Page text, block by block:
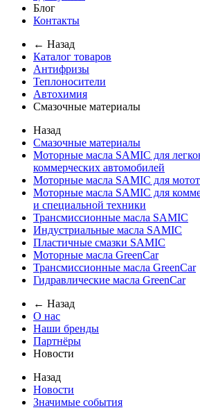
Блог
Контакты
← Назад
Каталог товаров
Антифризы
Теплоносители
Автохимия
Смазочные материалы
Назад
Смазочные материалы
Моторные масла SAMIC для
коммерческих автомобилей
Моторные масла SAMIC для
Моторные масла SAMIC для
и специальной техники
Трансмиссионные масла SAMIC
Индустриальные масла SAMIC
Пластичные смазки SAMIC
Моторные масла GreenCar
Трансмиссионные масла GreenCar
Гидравлические масла GreenCar
← Назад
О нас
Наши бренды
Партнёры
Новости
Назад
Новости
Значимые события